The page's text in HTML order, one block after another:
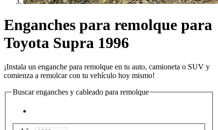
Enganches para remolque para
Toyota Supra 1996
¡Instala un enganche para remolque en tu auto, camioneta o SUV y
comienza a remolcar con tu vehículo hoy mismo!
Buscar enganches y cableado para remolque